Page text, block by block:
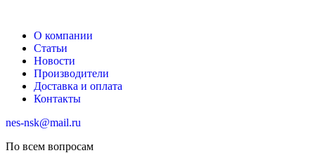
О компании
Статьи
Новости
Производители
Доставка и оплата
Контакты
nes-nsk@mail.ru
По всем вопросам